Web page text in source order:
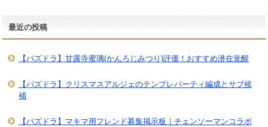
最近の投稿
【パズドラ】甘露寺蜜璃(かんろじみつり)評価！おすすめ潜在覚醒
【パズドラ】クリスマスアルジェのテンプレパーティ編成とサブ候
補
【パズドラ】マキマ用フレンド募集掲示板｜チェンソーマンコラボ